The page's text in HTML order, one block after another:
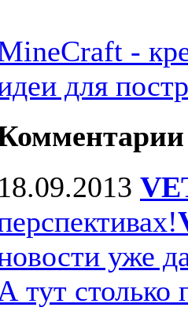
-
для
18.09.2013
уже
тут